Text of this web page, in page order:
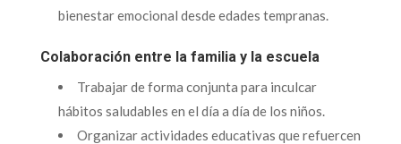
bienestar emocional desde edades tempranas.
Colaboración entre la familia y la escuela
Trabajar de forma conjunta para inculcar
hábitos saludables en el día a día de los niños.
Organizar actividades educativas que refuercen